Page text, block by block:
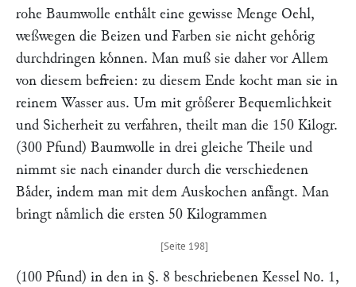
rohe Baumwolle enthaͤlt eine gewisse Menge Oehl,
weßwegen die Beizen und Farben sie nicht gehoͤrig
durchdringen koͤnnen. Man muß sie daher vor Allem
von diesem befreien: zu diesem Ende kocht man sie in
reinem Wasser aus. Um mit groͤßerer Bequemlichkeit
und Sicherheit zu verfahren, theilt man die 150 Kilogr.
(300 Pfund) Baumwolle in drei gleiche Theile und
nimmt sie nach einander durch die verschiedenen
Baͤder, indem man mit dem Auskochen anfaͤngt. Man
bringt naͤmlich die ersten 50 Kilogrammen
(100 Pfund) in den in §. 8 beschriebenen Kessel No. 1,